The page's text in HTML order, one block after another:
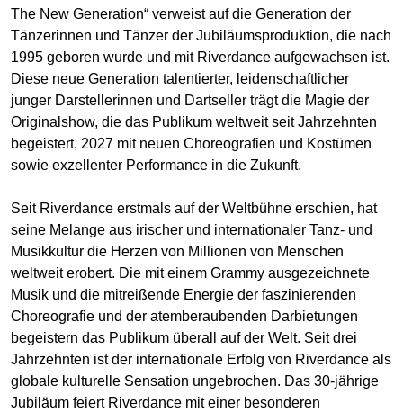
The New Generation“ verweist auf die Generation der
Tänzerinnen und Tänzer der Jubiläumsproduktion, die nach
1995 geboren wurde und mit Riverdance aufgewachsen ist.
Diese neue Generation talentierter, leidenschaftlicher
junger Darstellerinnen und Dartseller trägt die Magie der
Originalshow, die das Publikum weltweit seit Jahrzehnten
begeistert, 2027 mit neuen Choreografien und Kostümen
sowie exzellenter Performance in die Zukunft.
Seit Riverdance erstmals auf der Weltbühne erschien, hat
seine Melange aus irischer und internationaler Tanz- und
Musikkultur die Herzen von Millionen von Menschen
weltweit erobert. Die mit einem Grammy ausgezeichnete
Musik und die mitreißende Energie der faszinierenden
Choreografie und der atemberaubenden Darbietungen
begeistern das Publikum überall auf der Welt. Seit drei
Jahrzehnten ist der internationale Erfolg von Riverdance als
globale kulturelle Sensation ungebrochen. Das 30-jährige
Jubiläum feiert Riverdance mit einer besonderen